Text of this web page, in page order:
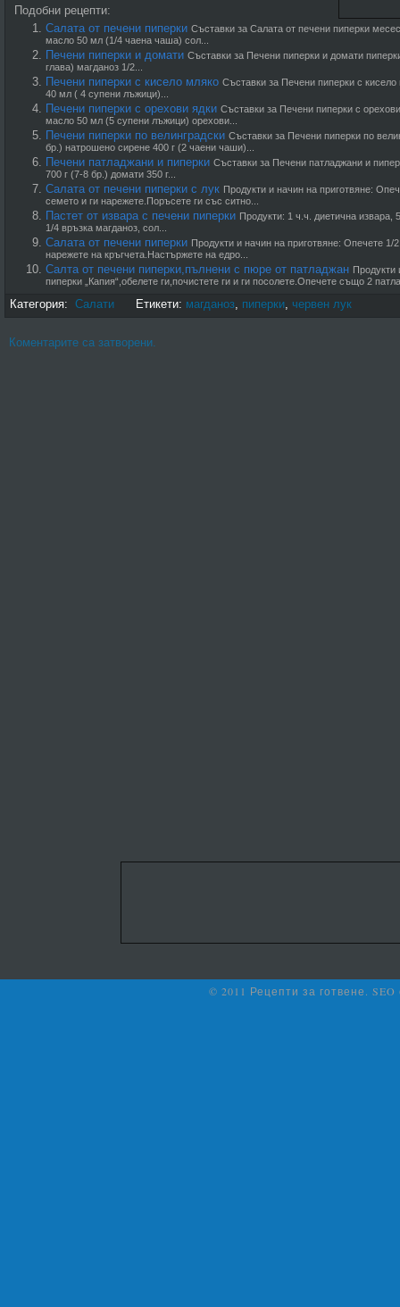
Подобни рецепти:
Салата от печени пиперки Съставки за Салата от печени пиперки
масло 50 мл (1/4 чаена чаша) сол...
Печени пиперки и домати Съставки за Печени пиперки и домати
глава) магданоз 1/2...
Печени пиперки с кисело мляко Съставки за Печени пиперки с
40 мл ( 4 супени лъжици)...
Печени пиперки с орехови ядки Съставки за Печени пиперки с
масло 50 мл (5 супени лъжици) орехови...
Печени пиперки по велинградски Съставки за Печени пиперки по
бр.) натрошено сирене 400 г (2 чаени чаши)...
Печени патладжани и пиперки Съставки за Печени патладжани и
700 г (7-8 бр.) домати 350 г...
Салата от печени пиперки с лук Продукти и начин на приготвяне:
семето и ги нарежете.Поръсете ги със ситно...
Пастет от извара с печени пиперки Продукти: 1 ч.ч. диетична извара,
1/4 връзка магданоз, сол...
Салата от печени пиперки Продукти и начин на приготвяне: Опечете 1/
нарежете на кръгчета.Настържете на едро...
Салта от печени пиперки,пълнени с пюре от патладжан Продукти
пиперки „Капия“,обелете ги,почистете ги и ги посолете.Опечете също 2
Категория: Салати Етикети: магданоз, пиперки, червен лук
Коментарите са затворени.
© 2011 Рецепти за готвене.